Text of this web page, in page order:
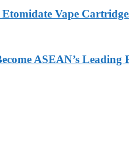
Vape
ASEAN’s Leading